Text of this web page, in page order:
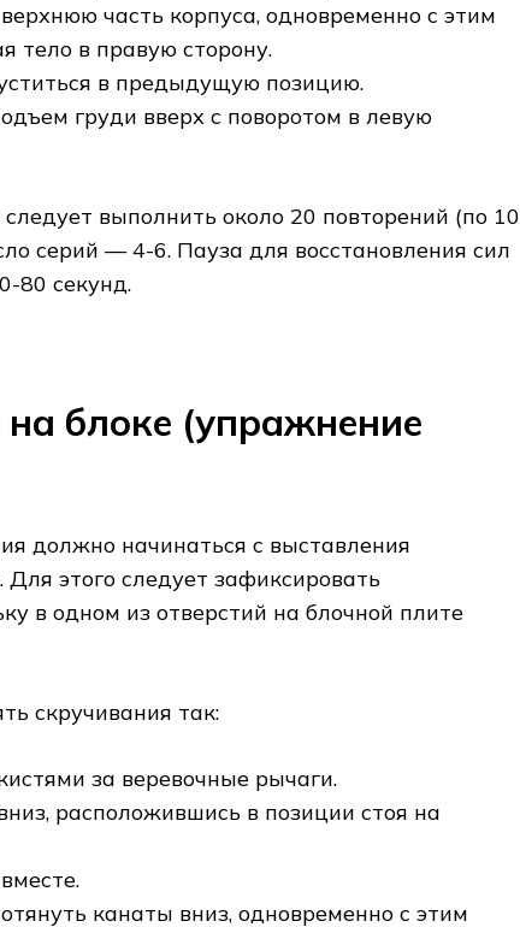
часть корпуса, одновременно с этим
тело в правую сторону.
в предыдущую позицию.
груди вверх с поворотом в левую
выполнить около 20 повторений (по 10
серий — 4-6. Пауза для восстановления сил
80 секунд.
блоке (упражнение
должно начинаться с выставления
этого следует зафиксировать
в одном из отверстий на блочной плите
скручивания так:
за веревочные рычаги.
расположившись в позиции стоя на
канаты вниз, одновременно с этим